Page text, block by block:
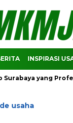
INSPIRASI
yang Profesional
usaha